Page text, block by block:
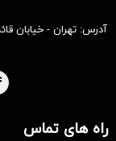
آدرس: تهران - خیابان
راه های تماس